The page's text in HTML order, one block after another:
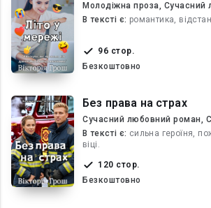
Молодіжна проза, Сучасний
В текcті є: романтика,
96 стор.
Безкоштовно
Без права на страх
Сучасний любовний роман,
В текcті є: сильна героїня,
віці.
120 стор.
Безкоштовно